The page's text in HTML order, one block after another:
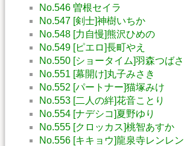
No.546 曽根セイラ
No.547 [剣士]神樹いちか
No.548 [力自慢]熊沢ひめの
No.549 [ピエロ]長町やえ
No.550 [ショータイム]羽森つばさ
No.551 [幕開け]丸子みさき
No.552 [パートナー]猫塚みけ
No.553 [二人の絆]花音ことり
No.554 [ナデシコ]夏野ゆり
No.555 [クロッカス]桃智あすか
No.556 [キキョウ]龍泉寺レンレン